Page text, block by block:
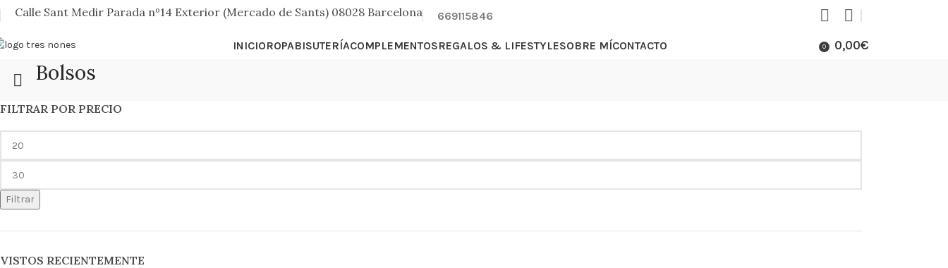
Calle Sant Medir Parada nº14 Exterior (Mercado de Sants) 08028 Barcelona 669115846
INICIOROPABISUTERÍACOMPLEMENTOSREGALOS & LIFESTYLESOBRE MÍCONTACTO 0 0,00€
Bolsos
FILTRAR POR PRECIO
Filtrar
VISTOS RECIENTEMENTE